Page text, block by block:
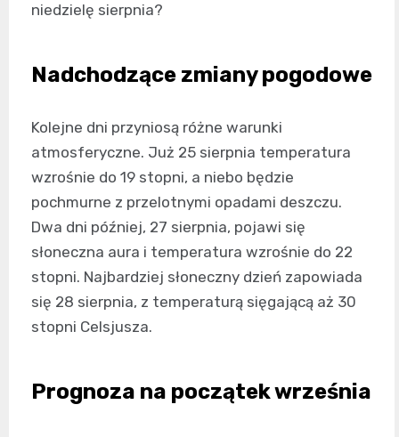
niedzielę sierpnia?
Nadchodzące zmiany pogodowe
Kolejne dni przyniosą różne warunki
atmosferyczne. Już 25 sierpnia temperatura
wzrośnie do 19 stopni, a niebo będzie
pochmurne z przelotnymi opadami deszczu.
Dwa dni później, 27 sierpnia, pojawi się
słoneczna aura i temperatura wzrośnie do 22
stopni. Najbardziej słoneczny dzień zapowiada
się 28 sierpnia, z temperaturą sięgającą aż 30
stopni Celsjusza.
Prognoza na początek września